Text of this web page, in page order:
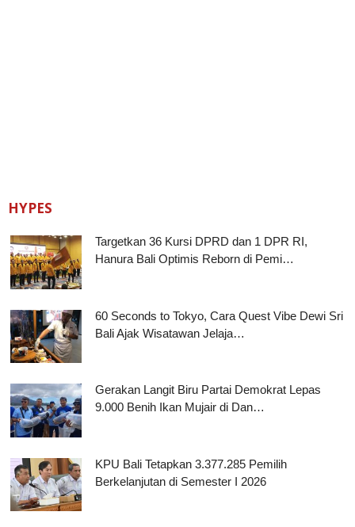
HYPES
Targetkan 36 Kursi DPRD dan 1 DPR RI,
Hanura Bali Optimis Reborn di Pemi…
60 Seconds to Tokyo, Cara Quest Vibe Dewi Sri
Bali Ajak Wisatawan Jelaja…
Gerakan Langit Biru Partai Demokrat Lepas
9.000 Benih Ikan Mujair di Dan…
KPU Bali Tetapkan 3.377.285 Pemilih
Berkelanjutan di Semester I 2026